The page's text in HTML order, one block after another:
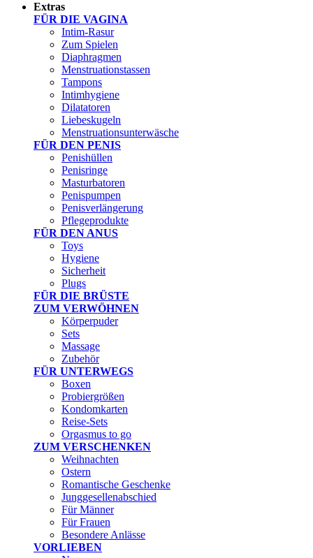
Extras
FÜR DIE VAGINA
Intim-Rasur
Zum Spielen
Diaphragmen
Menstruationstassen
Tampons
Intimhygiene
Dilatatoren
Liebeskugeln
Menstruationsunterwäsche
FÜR DEN PENIS
Penishüllen
Penisringe
Masturbatoren
Penispumpen
Penisverlängerung
Pflegeprodukte
FÜR DEN ANUS
Toys
Hygiene
Sicherheit
Plugs
FÜR DIE BRÜSTE
ZUM VERWÖHNEN
Körperpuder
Sets
Massage
Zubehör
FÜR UNTERWEGS
Boxen
Probiergrößen
Kondomkarten
Reise-Sets
Orgasmus to go
ZUM VERSCHENKEN
Weihnachten
Ostern
Romantische Geschenke
Junggesellenabschied
Für Männer
Für Frauen
Besondere Anlässe
VORLIEBEN